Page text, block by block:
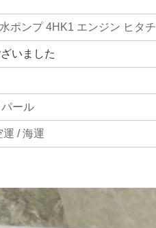
ポンプ 4HK1 エンジン ヒタチ
いました
ール
運 / 海運